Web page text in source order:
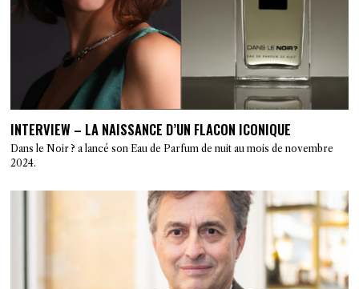
INTERVIEW – LA NAISSANCE D’UN FLACON ICONIQUE
Dans le Noir ? a lancé son Eau de Parfum de nuit au mois de novembre
2024.